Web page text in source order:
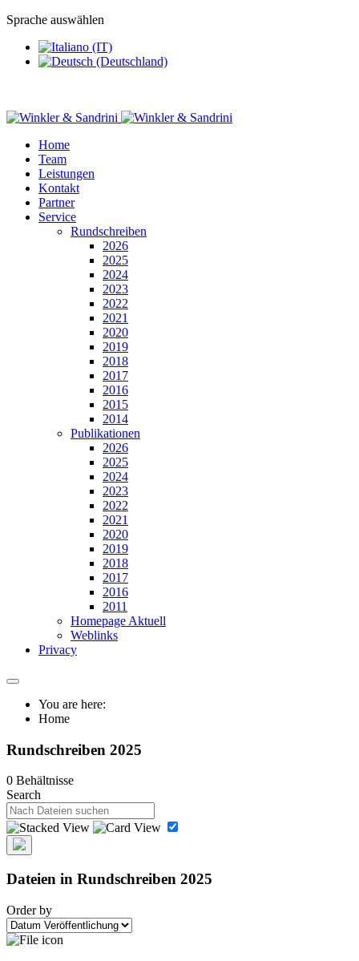
Sprache auswählen
Home
Team
Leistungen
Kontakt
Partner
Service
Rundschreiben
2026
2025
2024
2023
2022
2021
2020
2019
2018
2017
2016
2015
2014
Publikationen
2026
2025
2024
2023
2022
2021
2020
2019
2018
2017
2016
2011
Homepage Aktuell
Weblinks
Privacy
You are here:
Home
Rundschreiben 2025
0 Behältnisse
Search
Dateien in Rundschreiben 2025
Order by